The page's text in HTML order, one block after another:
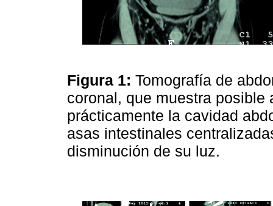
Figura 1: Tomografía de
coronal, que muestra
prácticamente la cavidad
asas intestinales
disminución de su luz.